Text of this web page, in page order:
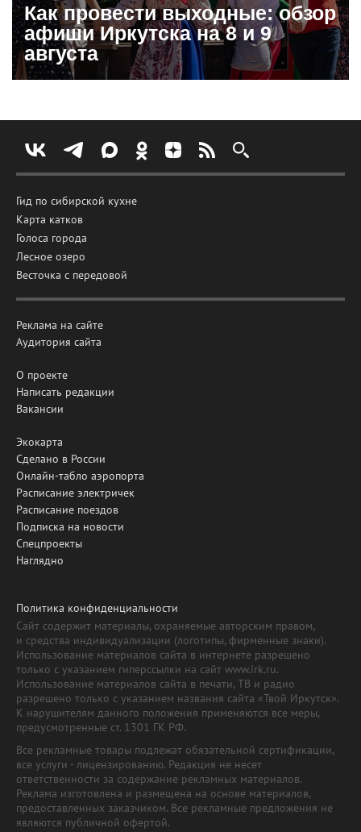
Как провести выходные: обзор
афиши Иркутска на 8 и 9
августа
Гид по сибирской кухне
Карта катков
Голоса города
Лесное озеро
Весточка с передовой
Реклама на сайте
Аудитория сайта
О проекте
Написать редакции
Вакансии
Экокарта
Сделано в России
Онлайн-табло аэропорта
Расписание электричек
Расписание поездов
Подписка на новости
Спецпроекты
Наглядно
Политика конфиденциальности
Сайт содержит материалы, охраняемые авторским правом,
и средства индивидуализации (логотипы, фирменные знаки).
Использование материалов сайта в интернете разрешено
только с указанием гиперссылки на сайт www.irk.ru.
Использование материалов сайта в печати, ТВ и радио
разрешено только с указанием названия сайта «Твой Иркутск».
К нарушителям данного положения применяются все меры,
предусмотренные ст. 1301 ГК РФ.
Все рекламные товары подлежат обязательной сертификации,
все услуги - лицензированию. Редакция не несет
ответственности за содержание рекламных материалов.
Реклама изготовлена и размещена на основе материалов,
предоставленных заказчиком. Все рекламные предложения не
являются публичной офертой.